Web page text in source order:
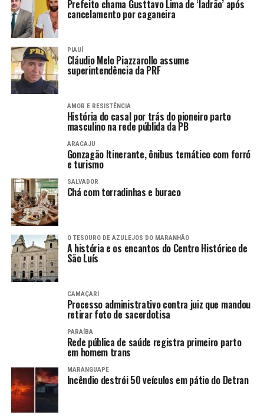
Prefeito chama Gusttavo Lima de ‘ladrão’ após
cancelamento por caganeira
PIAUÍ
Cláudio Melo Piazzarollo assume
superintendência da PRF
AMOR E RESISTÊNCIA
História do casal por trás do pioneiro parto
masculino na rede públida da PB
ARACAJU
Gonzagão Itinerante, ônibus temático com forró
e turismo
SALVADOR
Chá com torradinhas e buraco
O TESOURO DE AZULEJOS DO MARANHÃO
A história e os encantos do Centro Histórico de
São Luís
CAMAÇARI
Processo administrativo contra juiz que mandou
retirar foto de sacerdotisa
PARAÍBA
Rede pública de saúde registra primeiro parto
em homem trans
MARANGUAPE
Incêndio destrói 50 veículos em pátio do Detran